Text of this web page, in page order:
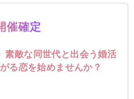
催確定
素敵な同世代と出会う婚活
る恋を始めませんか？